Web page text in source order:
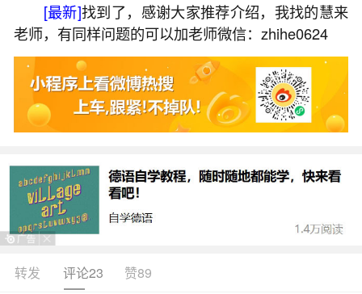
2026-07-09 08:35:05 13 1 赞
生活中像刑太岁最忌讳什么生肖的人？都是很
[最新]找到了，感谢大家推荐介绍，我找的慧来
老师，有同样问题的可以加老师微信：zhihe0624
转发 评论23 赞89